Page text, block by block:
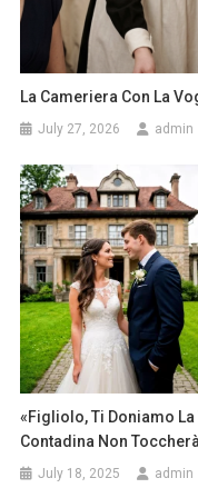
La Cameriera Con La
July 27, 2026 admin
«Figliolo, Ti Doniamo
Contadina Non
July 18, 2025 admin